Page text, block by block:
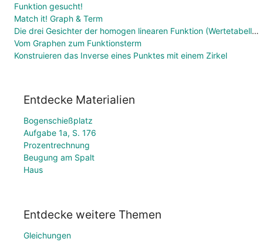
Funktion gesucht!
Match it! Graph & Term
Die drei Gesichter der homogen linearen Funktion (Wertetabelle, Funktionsgleichung, Graph)
Vom Graphen zum Funktionsterm
Konstruieren das Inverse eines Punktes mit einem Zirkel
Entdecke Materialien
Bogenschießplatz
Aufgabe 1a, S. 176
Prozentrechnung
Beugung am Spalt
Haus
Entdecke weitere Themen
Gleichungen